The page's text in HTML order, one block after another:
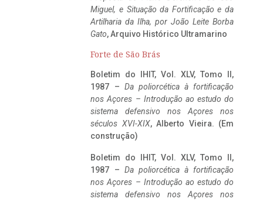
Miguel, e Situação da Fortificação e da
Artilharia da Ilha, por João Leite Borba
Gato, Arquivo Histórico Ultramarino
Forte de São Brás
Boletim do IHIT, Vol. XLV, Tomo II,
1987 – Da poliorcética à fortificação
nos Açores – Introdução ao estudo do
sistema defensivo nos Açores nos
séculos XVI-XIX, Alberto Vieira. (Em
construção)
Boletim do IHIT, Vol. XLV, Tomo II,
1987 – Da poliorcética à fortificação
nos Açores – Introdução ao estudo do
sistema defensivo nos Açores nos